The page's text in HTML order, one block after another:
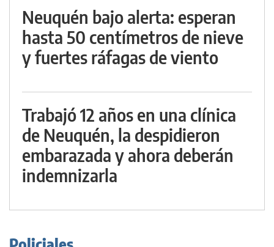
Neuquén bajo alerta: esperan
hasta 50 centímetros de nieve
y fuertes ráfagas de viento
Trabajó 12 años en una clínica
de Neuquén, la despidieron
embarazada y ahora deberán
indemnizarla